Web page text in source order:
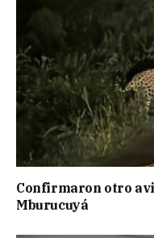
Confirmaron otro
Mburucuyá